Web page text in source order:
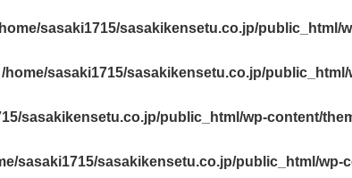
sasaki1715/sasakikensetu.co.jp/
/home/sasaki1715/sasakikensetu.co.jp/
sasakikensetu.co.jp/public_html/wp-content/
sasaki1715/sasakikensetu.co.jp/public_html/